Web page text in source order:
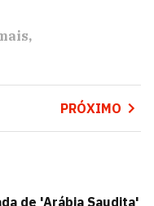
PRÓXIMO
de 'Arábia Saudita'